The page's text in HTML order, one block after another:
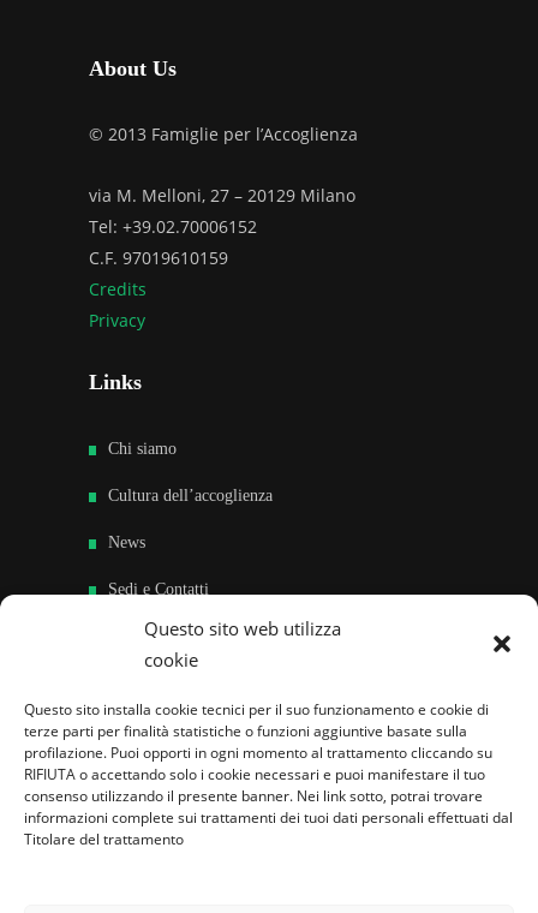
Questo sito web utilizza
cookie
Questo sito installa cookie tecnici per il suo funzionamento e cookie di
terze parti per finalità statistiche o funzioni aggiuntive basate sulla
profilazione. Puoi opporti in ogni momento al trattamento cliccando su
RIFIUTA o accettando solo i cookie necessari e puoi manifestare il tuo
consenso utilizzando il presente banner. Nei link sotto, potrai trovare
informazioni complete sui trattamenti dei tuoi dati personali effettuati dal
Titolare del trattamento
About Us
© 2013 Famiglie per l’Accoglienza
via M. Melloni, 27 – 20129 Milano
Tel: +39.02.70006152
C.F. 97019610159
Credits
Privacy
Links
Chi siamo
Cultura dell’accoglienza
News
Sedi e Contatti
Sostieni
Famiglie per l’accoglienza nel mondo